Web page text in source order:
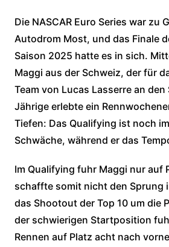
Die NASCAR Euro Series war zu
Autodrom Most, und das Finale
Saison 2025 hatte es in sich.
Maggi aus der Schweiz, der für
Team von Lucas Lasserre an
Jährige erlebte ein
Tiefen: Das Qualifying ist noch
Schwäche, während er das
Im Qualifying fuhr Maggi nur auf
schaffte somit nicht den Sprung
das Shootout der Top 10 um die
der schwierigen Startposition
Rennen auf Platz acht nach